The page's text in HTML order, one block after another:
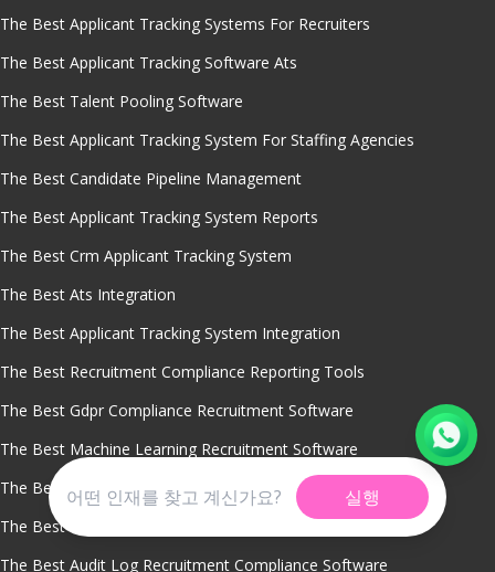
실행
The Best Applicant Tracking Systems For Recruiters
The Best Applicant Tracking Software Ats
The Best Talent Pooling Software
The Best Applicant Tracking System For Staffing Agencies
The Best Candidate Pipeline Management
The Best Applicant Tracking System Reports
The Best Crm Applicant Tracking System
The Best Ats Integration
The Best Applicant Tracking System Integration
The Best Recruitment Compliance Reporting Tools
The Best Gdpr Compliance Recruitment Software
The Best Machine Learning Recruitment Software
The Best Global Hiring Process Compliance System
The Best HR Data Privacy Management Software
The Best Audit Log Recruitment Compliance Software